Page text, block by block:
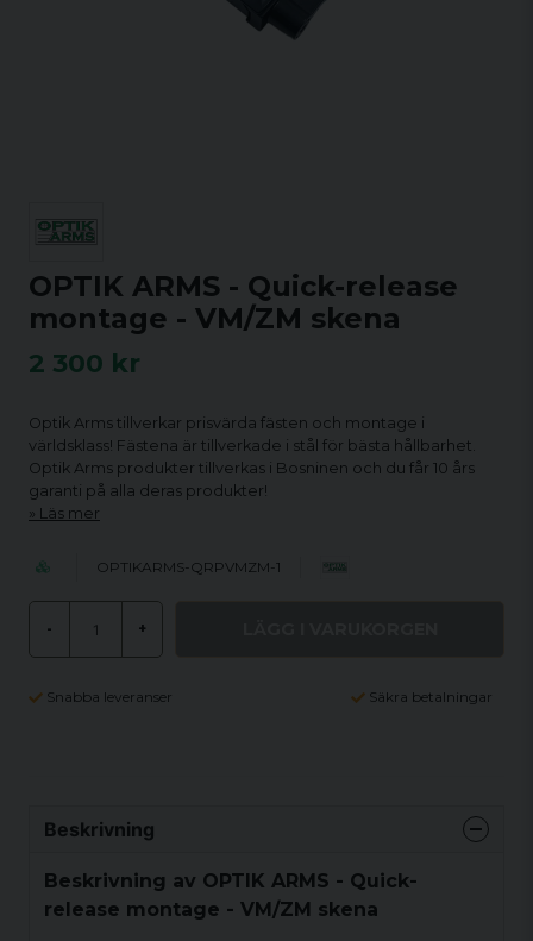
OPTIK ARMS - Quick-release
montage - VM/ZM skena
2 300 kr
Optik Arms tillverkar prisvärda fästen och montage i
världsklass! Fästena är tillverkade i stål för bästa hållbarhet.
Optik Arms produkter tillverkas i Bosninen och du får 10 års
garanti på alla deras produkter!
Läs mer
OPTIKARMS-QRPVMZM-1
- +
Snabba leveranser Säkra betalningar
Beskrivning
Beskrivning av OPTIK ARMS - Quick-
release montage - VM/ZM skena